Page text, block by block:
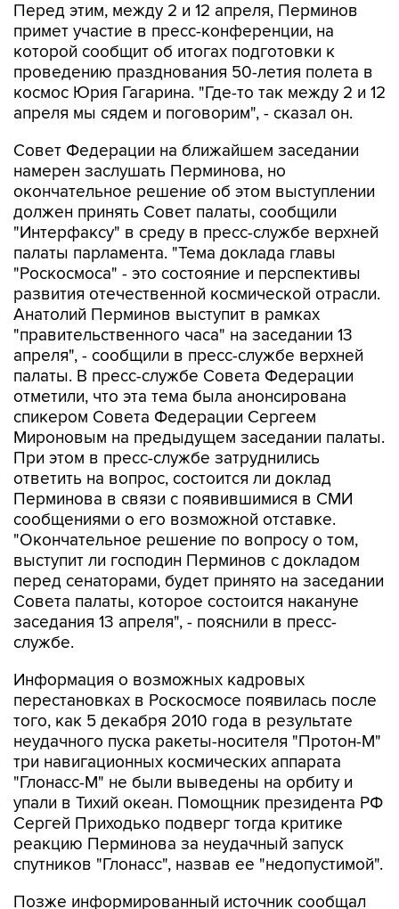
Перед этим, между 2 и 12 апреля, Перминов
примет участие в пресс-конференции, на
которой сообщит об итогах подготовки к
проведению празднования 50-летия полета в
космос Юрия Гагарина. "Где-то так между 2 и 12
апреля мы сядем и поговорим", - сказал он.
Совет Федерации на ближайшем заседании
намерен заслушать Перминова, но
окончательное решение об этом выступлении
должен принять Совет палаты, сообщили
"Интерфаксу" в среду в пресс-службе верхней
палаты парламента. "Тема доклада главы
"Роскосмоса" - это состояние и перспективы
развития отечественной космической отрасли.
Анатолий Перминов выступит в рамках
"правительственного часа" на заседании 13
апреля", - сообщили в пресс-службе верхней
палаты. В пресс-службе Совета Федерации
отметили, что эта тема была анонсирована
спикером Совета Федерации Сергеем
Мироновым на предыдущем заседании палаты.
При этом в пресс-службе затруднились
ответить на вопрос, состоится ли доклад
Перминова в связи с появившимися в СМИ
сообщениями о его возможной отставке.
"Окончательное решение по вопросу о том,
выступит ли господин Перминов с докладом
перед сенаторами, будет принято на заседании
Совета палаты, которое состоится накануне
заседания 13 апреля", - пояснили в пресс-
службе.
Информация о возможных кадровых
перестановках в Роскосмосе появилась после
того, как 5 декабря 2010 года в результате
неудачного пуска ракеты-носителя "Протон-М"
три навигационных космических аппарата
"Глонасс-М" не были выведены на орбиту и
упали в Тихий океан. Помощник президента РФ
Сергей Приходько подверг тогда критике
реакцию Перминова за неудачный запуск
спутников "Глонасс", назвав ее "недопустимой".
Позже информированный источник сообщал